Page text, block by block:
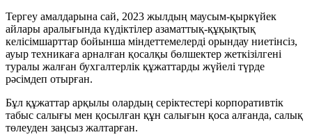
Тергеу амалдарына сай, 2023 жылдың маусым-қыркүйек
айлары аралығында күдіктілер азаматтық-құқықтық
келісімшарттар бойынша міндеттемелерді орындау ниетінсіз,
ауыр техникаға арналған қосалқы бөлшектер жеткізілгені
туралы жалған бухгалтерлік құжаттарды жүйелі түрде
рәсімдеп отырған.
Бұл құжаттар арқылы олардың серіктестері корпоративтік
табыс салығы мен қосылған құн салығын қоса алғанда, салық
төлеуден заңсыз жалтарған.